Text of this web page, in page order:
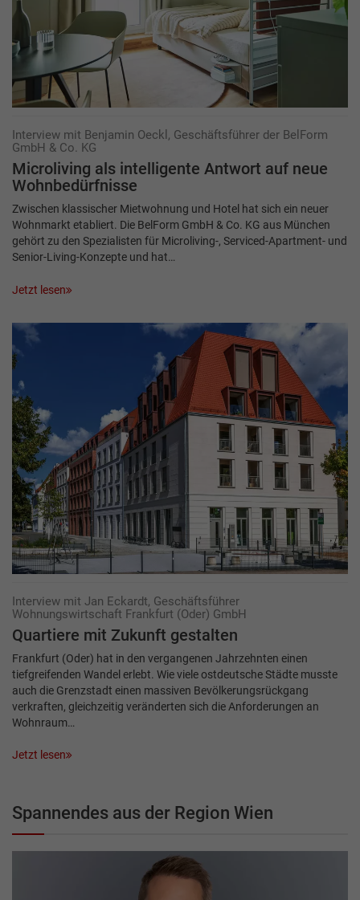
Interview mit Benjamin Oeckl, Geschäftsführer der BelForm
GmbH & Co. KG
Microliving als intelligente Antwort auf neue
Wohnbedürfnisse
Zwischen klassischer Mietwohnung und Hotel hat sich ein neuer
Wohnmarkt etabliert. Die BelForm GmbH & Co. KG aus München
gehört zu den Spezialisten für Microliving-, Serviced-Apartment- und
Senior-Living-Konzepte und hat…
Jetzt lesen
Interview mit Jan Eckardt, Geschäftsführer
Wohnungswirtschaft Frankfurt (Oder) GmbH
Quartiere mit Zukunft ­gestalten
Frankfurt (Oder) hat in den vergangenen Jahrzehnten einen
tiefgreifenden Wandel erlebt. Wie viele ostdeutsche Städte musste
auch die Grenzstadt einen massiven Bevölkerungsrückgang
verkraften, gleichzeitig veränderten sich die Anforderungen an
Wohnraum…
Jetzt lesen
Spannendes aus der Region Wien